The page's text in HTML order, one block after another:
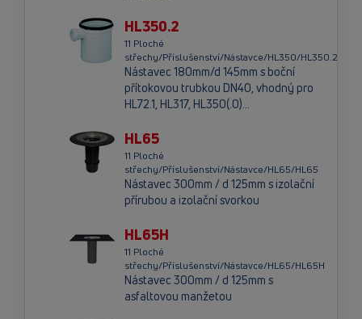
HL350.2
11 Ploché
střechy/Příslušenství/Nástavce/HL350/HL350.2
Nástavec 180mm/d 145mm s boční
přítokovou trubkou DN40, vhodný pro
HL72.1, HL317, HL350(.0)...
HL65
11 Ploché
střechy/Příslušenství/Nástavce/HL65/HL65
Nástavec 300mm / d 125mm s izolační
přírubou a izolační svorkou
HL65H
11 Ploché
střechy/Příslušenství/Nástavce/HL65/HL65H
Nástavec 300mm / d 125mm s
asfaltovou manžetou